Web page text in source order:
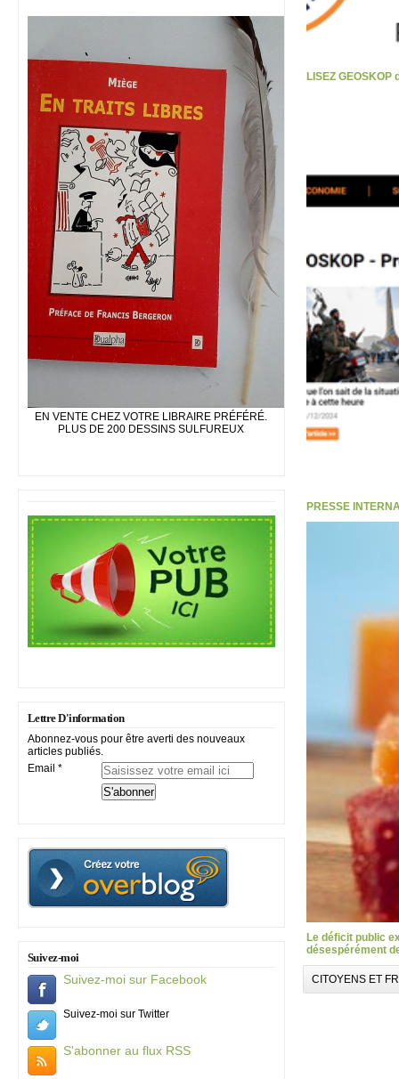
EN VENTE CHEZ VOTRE LIBRAIRE PRÉFÉRÉ.
PLUS DE 200 DESSINS SULFUREUX
Lettre D'information
Abonnez-vous pour être averti des nouveaux
articles publiés.
Email
Suivez-moi
Suivez-moi sur Facebook
Suivez-moi sur Twitter
S'abonner au flux RSS
LISEZ GEOSKOP
PRESSE
Le déficit public
désespérément
CITOYENS ET